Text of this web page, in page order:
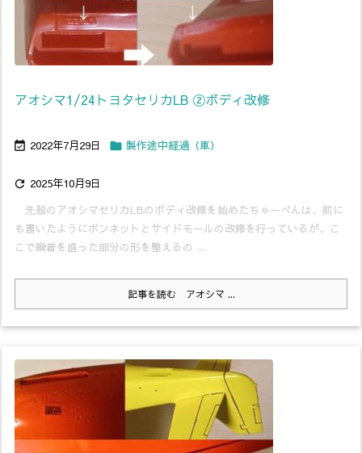
アオシマ1/24トヨタセリカLB ②ボディ改修
 2022年7月29日  製作途中経過（車）
 2025年10月9日
先般のアオシマセリカLBのボディ改修を始めたちゃーべんは、前に
も書いたようにボンネットとサイドモールの改修を行っているが、こ
こで瞬着を盛った部分の形を整えるの ...
記事を読む アオシマ ...